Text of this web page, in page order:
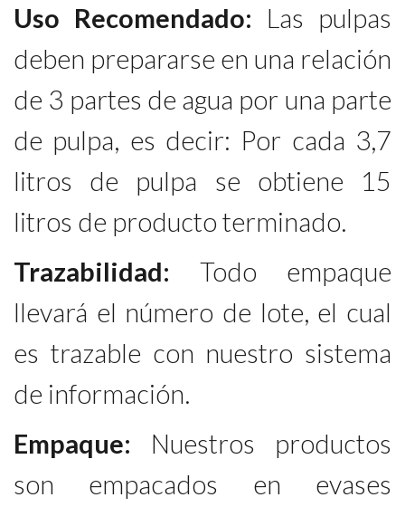
Uso Recomendado: Las pulpas
deben prepararse en una relación
de 3 partes de agua por una parte
de pulpa, es decir: Por cada 3,7
litros de pulpa se obtiene 15
litros de producto terminado.
Trazabilidad: Todo empaque
llevará el número de lote, el cual
es trazable con nuestro sistema
de información.
Empaque: Nuestros productos
son empacados en evases